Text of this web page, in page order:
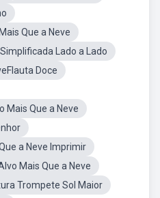
Que a Neve
Lado a Lado
Doce
Mais Que a Neve
a Neve Imprimir
Mais Que a Neve
Trompete Sol Maior